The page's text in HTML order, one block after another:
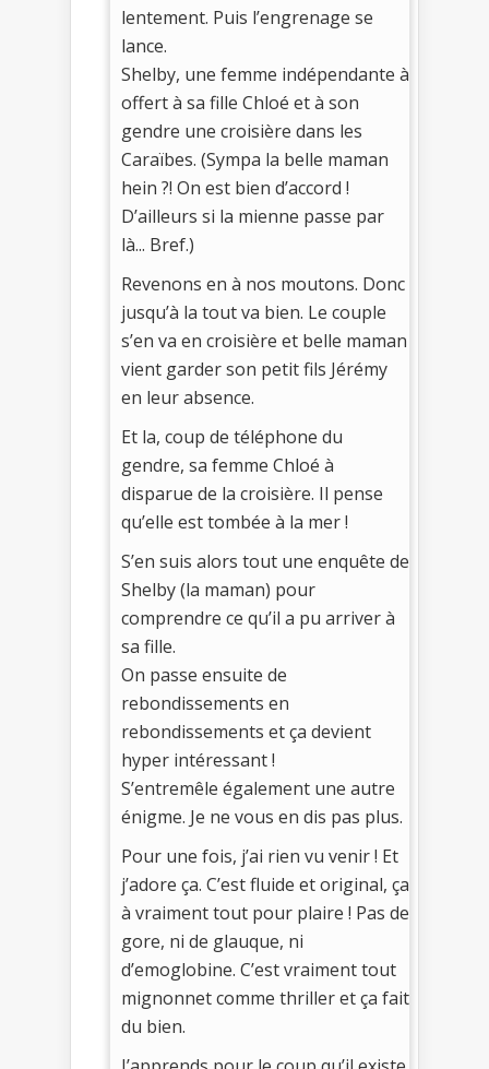
lentement. Puis l’engrenage se
lance.
Shelby, une femme indépendante à
offert à sa fille Chloé et à son
gendre une croisière dans les
Caraïbes. (Sympa la belle maman
hein ?! On est bien d’accord !
D’ailleurs si la mienne passe par
là... Bref.)
Revenons en à nos moutons. Donc
jusqu’à la tout va bien. Le couple
s’en va en croisière et belle maman
vient garder son petit fils Jérémy
en leur absence.
Et la, coup de téléphone du
gendre, sa femme Chloé à
disparue de la croisière. Il pense
qu’elle est tombée à la mer !
S’en suis alors tout une enquête de
Shelby (la maman) pour
comprendre ce qu’il a pu arriver à
sa fille.
On passe ensuite de
rebondissements en
rebondissements et ça devient
hyper intéressant !
S’entremêle également une autre
énigme. Je ne vous en dis pas plus.
Pour une fois, j’ai rien vu venir ! Et
j’adore ça. C’est fluide et original, ça
à vraiment tout pour plaire ! Pas de
gore, ni de glauque, ni
d’emoglobine. C’est vraiment tout
mignonnet comme thriller et ça fait
du bien.